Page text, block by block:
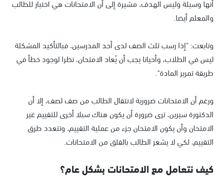
أنها وسيلة وليس الهدف، مشيرة إلى أن الامتحانات هي اختبار للطالب
والمعلم أيضا.
وتابعت: "إذا رسب ثلث الصف لدى أحد المدرسين، فبالتأكيد المشكلة
ليس في الطلاب، وأحيانا يجب أن يُعاد الامتحان، نظرا لوجود خطأ في
طريقة تمرير المادة".
ورغم أن الامتحانات ضرورية لانتقال الطالب من صف لصف، إلا أن
الدكتورة سيرين، ترى ضرورة أن يكون هناك سبلا أخرى للتقييم غير
الامتحان وأن يكون الامتحان جزء من عملية التقييم، وتتعدد طرق
التقييم، لكي لا يشعر الطالب بالقلق من الامتحانات.
كيف نتعامل مع الامتحانات بشكل عام؟